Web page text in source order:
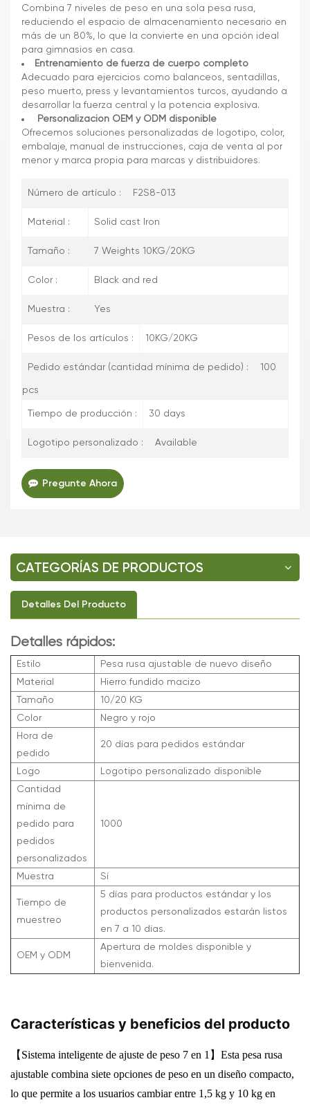
Combina 7 niveles de peso en una sola pesa rusa,
reduciendo el espacio de almacenamiento necesario en
más de un 80%, lo que la convierte en una opción ideal
para gimnasios en casa.
Entrenamiento de fuerza de cuerpo completo
Adecuado para ejercicios como balanceos, sentadillas,
peso muerto, press y levantamientos turcos, ayudando a
desarrollar la fuerza central y la potencia explosiva.
Personalización OEM y ODM disponible
Ofrecemos soluciones personalizadas de logotipo, color,
embalaje, manual de instrucciones, caja de venta al por
menor y marca propia para marcas y distribuidores.
Número de artículo : F2S8-013
Material : Solid cast Iron
Tamaño : 7 Weights 10KG/20KG
Color : Black and red
Muestra : Yes
Pesos de los artículos : 10KG/20KG
Pedido estándar (cantidad mínima de pedido) : 100
pcs
Tiempo de producción : 30 days
Logotipo personalizado : Available
Pregunte Ahora
CATEGORÍAS DE PRODUCTOS
Detalles Del Producto
Detalles rápidos:
Estilo
Pesa rusa ajustable de nuevo diseño
Material
Hierro fundido macizo
Tamaño
10/20 KG
Color
Negro y rojo
Hora de
pedido
20 días para pedidos estándar
Logo
Logotipo personalizado disponible
Cantidad
mínima de
pedido para
pedidos
personalizados
1000
Muestra Sí
Tiempo de
muestreo
5 días para productos estándar y los
productos personalizados estarán listos
en 7 a 10 días.
OEM y ODM
Apertura de moldes disponible y
bienvenida.
Características y beneficios del producto
【Sistema inteligente de ajuste de peso 7 en 1】 Esta pesa rusa
ajustable combina siete opciones de peso en un diseño compacto,
lo que permite a los usuarios cambiar entre 1,5 kg y 10 kg en